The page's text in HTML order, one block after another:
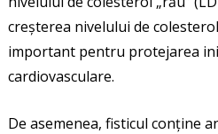
creșterea nivelului de
important pentru protejarea
cardiovasculare.
De asemenea, fisticul conține